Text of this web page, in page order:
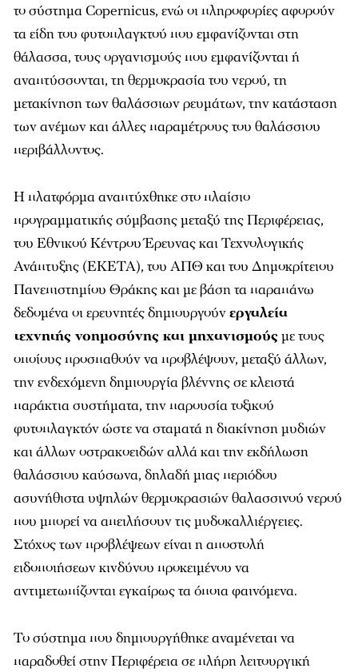
το σύστημα Copernicus, ενώ οι πληροφορίες αφορούν
τα είδη του φυτοπλαγκτού που εμφανίζονται στη
θάλασσα, τους οργανισμούς που εμφανίζονται ή
αναπτύσσονται, τη θερμοκρασία του νερού, τη
μετακίνηση των θαλάσσιων ρευμάτων, την κατάσταση
των ανέμων και άλλες παραμέτρους του θαλάσσιου
περιβάλλοντος.
Η πλατφόρμα αναπτύχθηκε στο πλαίσιο
προγραμματικής σύμβασης μεταξύ της Περιφέρειας,
του Εθνικού Κέντρου Έρευνας και Τεχνολογικής
Ανάπτυξης (ΕΚΕΤΑ), του ΑΠΘ και του Δημοκρίτειου
Πανεπιστημίου Θράκης και με βάση τα παραπάνω
δεδομένα οι ερευνητές δημιουργούνεργαλεία
τεχνητής νοημοσύνης και μηχανισμούςμε τους
οποίους προσπαθούν να προβλέψουν, μεταξύ άλλων,
την ενδεχόμενη δημιουργία βλέννης σε κλειστά
παράκτια συστήματα, την παρουσία τοξικού
φυτοπλαγκτόν ώστε να σταματά η διακίνηση μυδιών
και άλλων οστρακοειδών αλλά και την εκδήλωση
θαλάσσιου καύσωνα, δηλαδή μιας περιόδου
ασυνήθιστα υψηλών θερμοκρασιών θαλασσινού νερού
που μπορεί να απειλήσουν τις μυδοκαλλιέργειες.
Στόχος των προβλέψεων είναι η αποστολή
ειδοποιήσεων κινδύνου προκειμένου να
αντιμετωπίζονται εγκαίρως τα όποια φαινόμενα.
Το σύστημα που δημιουργήθηκε αναμένεται να
παραδοθεί στην Περιφέρεια σε πλήρη λειτουργική